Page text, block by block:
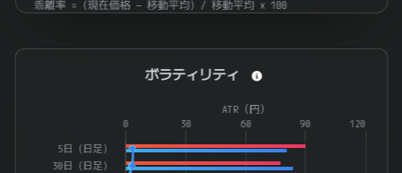
乖離率 = (現在価格 − 移動平均) / 移動平均 × 100
Combination chart with 4 data series.
The chart has 1 X axis displaying categories.
The chart has 2 Y axes displaying ATR（%） and ATR（円）.
ATR（円）
5日（日足）
30日（日足）
0 60 120
30 90
ボラティリティ